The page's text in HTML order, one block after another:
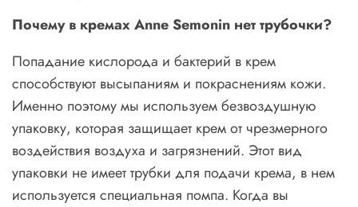
Почему в кремах Anne Semonin нет трубочки?
Попадание кислорода и бактерий в крем
способствуют высыпаниям и покраснениям кожи.
Именно поэтому мы используем безвоздушную
упаковку, которая защищает крем от чрезмерного
воздействия воздуха и загрязнений. Этот вид
упаковки не имеет трубки для подачи крема, в нем
используется специальная помпа. Когда вы